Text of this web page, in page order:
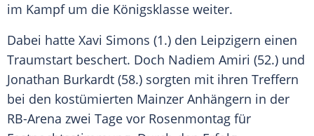
im Kampf um die Königsklasse weiter.
Dabei hatte Xavi Simons (1.) den Leipzigern einen
Traumstart beschert. Doch Nadiem Amiri (52.) und
Jonathan Burkardt (58.) sorgten mit ihren Treffern
bei den kostümierten Mainzer Anhängern in der
RB-Arena zwei Tage vor Rosenmontag für